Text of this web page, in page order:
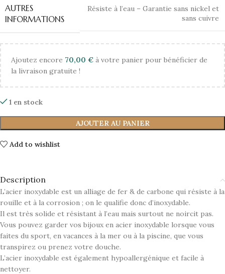
AUTRES
INFORMATIONS
Résiste à l’eau – Garantie sans nickel et
sans cuivre
Ajoutez encore 70,00 € à votre panier pour bénéficier de
la livraison gratuite !
1 en stock
AJOUTER AU PANIER
Add to wishlist
Description
L’acier inoxydable est un alliage de fer & de carbone qui résiste à la
rouille et à la corrosion ; on le qualifie donc d’inoxydable.
Il est très solide et résistant à l’eau mais surtout ne noircit pas.
Vous pouvez garder vos bijoux en acier inoxydable lorsque vous
faites du sport, en vacances à la mer ou à la piscine, que vous
transpirez ou prenez votre douche.
L’acier inoxydable est également hypoallergénique et facile à
nettoyer.